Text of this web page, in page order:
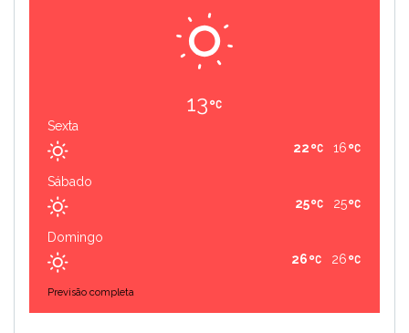
13
Sexta
16
22
Sábado
25
25
Domingo
26
26
Previsão completa